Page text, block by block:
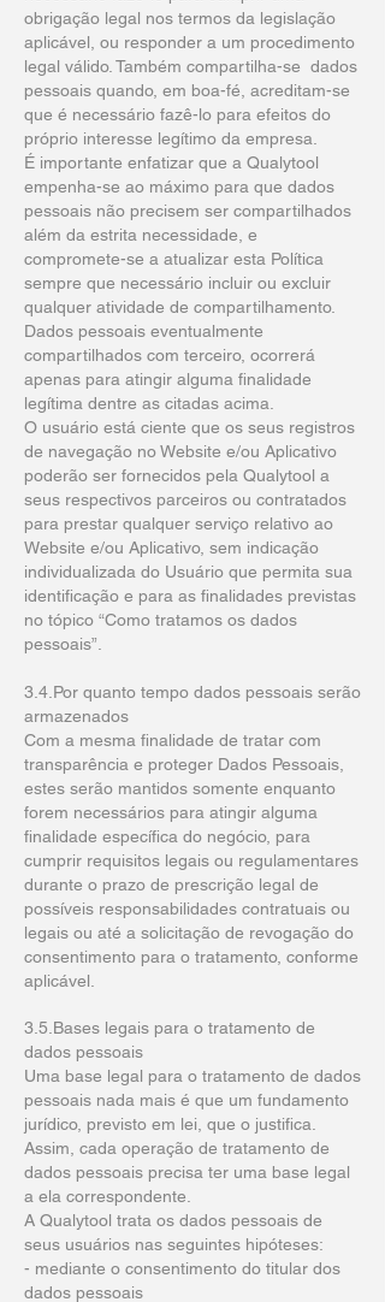
obrigação legal nos termos da legislação
aplicável, ou responder a um procedimento
legal válido. Também compartilha-se dados
pessoais quando, em boa-fé, acreditam-se
que é necessário fazê-lo para efeitos do
próprio interesse legítimo da empresa.
É importante enfatizar que a Qualytool
empenha-se ao máximo para que dados
pessoais não precisem ser compartilhados
além da estrita necessidade, e
compromete-se a atualizar esta Política
sempre que necessário incluir ou excluir
qualquer atividade de compartilhamento.
Dados pessoais eventualmente
compartilhados com terceiro, ocorrerá
apenas para atingir alguma finalidade
legítima dentre as citadas acima.
O usuário está ciente que os seus registros
de navegação no Website e/ou Aplicativo
poderão ser fornecidos pela Qualytool a
seus respectivos parceiros ou contratados
para prestar qualquer serviço relativo ao
Website e/ou Aplicativo, sem indicação
individualizada do Usuário que permita sua
identificação e para as finalidades previstas
no tópico “Como tratamos os dados
pessoais”.
3.4.Por quanto tempo dados pessoais serão
armazenados
Com a mesma finalidade de tratar com
transparência e proteger Dados Pessoais,
estes serão mantidos somente enquanto
forem necessários para atingir alguma
finalidade específica do negócio, para
cumprir requisitos legais ou regulamentares
durante o prazo de prescrição legal de
possíveis responsabilidades contratuais ou
legais ou até a solicitação de revogação do
consentimento para o tratamento, conforme
aplicável.
3.5.Bases legais para o tratamento de
dados pessoais
Uma base legal para o tratamento de dados
pessoais nada mais é que um fundamento
jurídico, previsto em lei, que o justifica.
Assim, cada operação de tratamento de
dados pessoais precisa ter uma base legal
a ela correspondente.
A Qualytool trata os dados pessoais de
seus usuários nas seguintes hipóteses:
- mediante o consentimento do titular dos
dados pessoais